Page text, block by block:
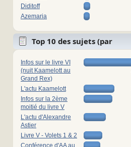
Diditoff
Azemaria
Top 10 des sujets (par
Infos sur le livre VI
(nuit Kaamelott au
Grand Rex)
L'actu Kaamelott
Infos sur la 2ème
moitié du livre V
L'actu d'Alexandre
Astier
Livre V - Volets 1 & 2